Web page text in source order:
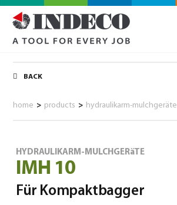
BACK
home > products > hydraulikarm-mulchgeräte
HYDRAULIKARM-MULCHGERäTE
IMH 10
Für Kompaktbagger